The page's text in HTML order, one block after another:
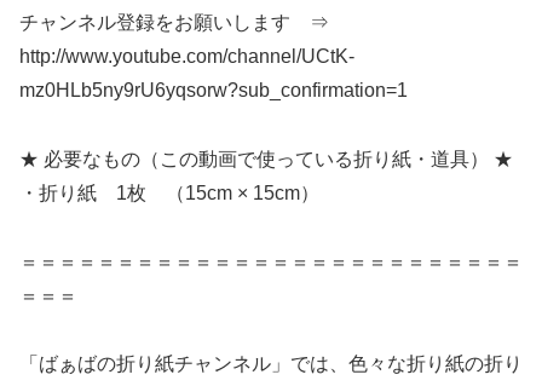
チャンネル登録をお願いします ⇒
http://www.youtube.com/channel/UCtK-
mz0HLb5ny9rU6yqsorw?sub_confirmation=1
★ 必要なもの（この動画で使っている折り紙・道具） ★
・折り紙 1枚 （15cm × 15cm）
＝＝＝＝＝＝＝＝＝＝＝＝＝＝＝＝＝＝＝＝＝＝＝＝＝＝
＝＝＝
「ばぁばの折り紙チャンネル」では、色々な折り紙の折り